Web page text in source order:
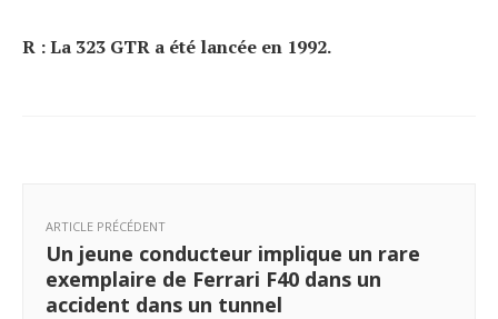
R : La 323 GTR a été lancée en 1992.
ARTICLE PRÉCÉDENT
Un jeune conducteur implique un rare
exemplaire de Ferrari F40 dans un
accident dans un tunnel